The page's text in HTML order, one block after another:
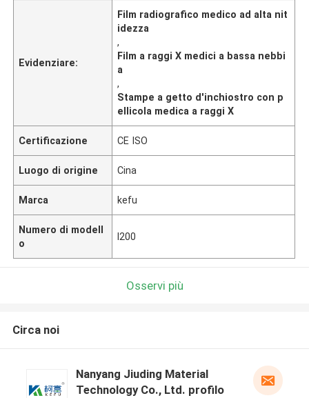
Evidenziare:
Film radiografico medico ad alta nit
idezza
,
Film a raggi X medici a bassa nebbi
a
,
Stampe a getto d'inchiostro con p
ellicola medica a raggi X
Certificazione CE ISO
Luogo di origine Cina
Marca kefu
Numero di modell
o
l200
Osservi più
Circa noi
Nanyang Jiuding Material
Technology Co., Ltd. profilo